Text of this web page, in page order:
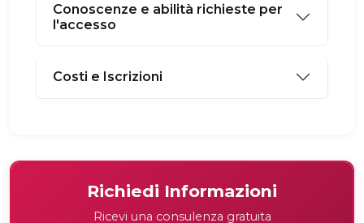
Conoscenze e abilità richieste per
l'accesso
Costi e Iscrizioni
Richiedi Informazioni
Ricevi una consulenza gratuita